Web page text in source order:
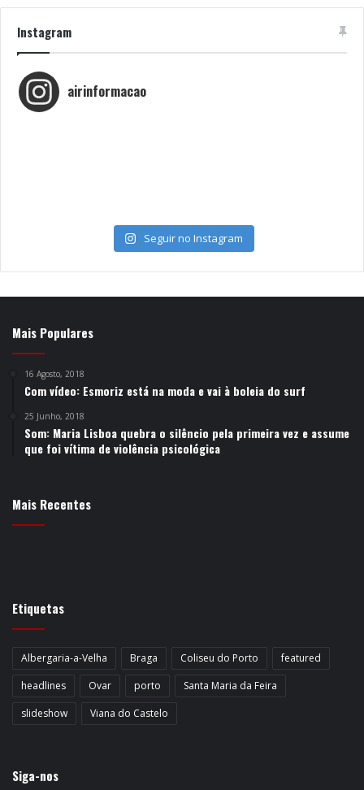
Instagram
airinformacao
Seguir no Instagram
Mais Populares
16 Agosto, 2018
Com vídeo: Esmoriz está na moda e vai à boleia do surf
25 Junho, 2018
Som: Maria Lisboa quebra o silêncio pela primeira vez e assume
que foi vítima de violência psicológica
Mais Recentes
Etiquetas
Albergaria-a-Velha Braga Coliseu do Porto
featured
headlines
Ovar porto
Santa Maria da Feira
slideshow
Viana do Castelo
Siga-nos